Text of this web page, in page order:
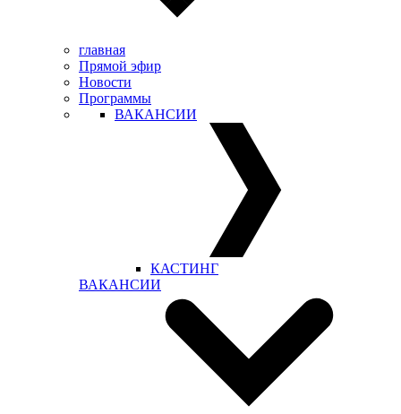
главная
Прямой эфир
Новости
Программы
ВАКАНСИИ
КАСТИНГ
ВАКАНСИИ